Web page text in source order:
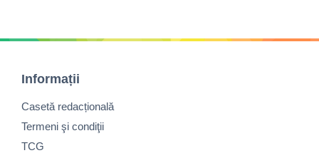
Informații
Casetă redacțională
Termeni şi condiţii
TCG